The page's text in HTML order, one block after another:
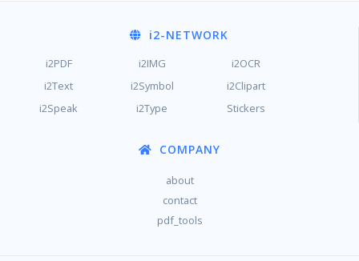
i2-NETWORK
i2PDF i2IMG
i2OCR
i2Text
i2Symbol
i2Clipart
i2Speak
i2Type Stickers
COMPANY
about
contact
pdf_tools